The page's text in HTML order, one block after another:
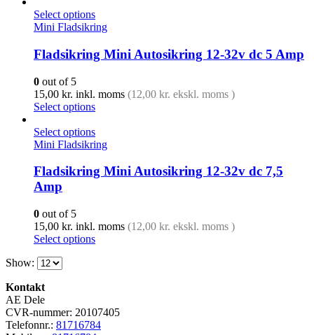
Select options
Mini Fladsikring
Fladsikring Mini Autosikring 12-32v dc 5 Amp
0 out of 5
15,00 kr. inkl. moms (12,00 kr. ekskl. moms )
Select options
Select options
Mini Fladsikring
Fladsikring Mini Autosikring 12-32v dc 7,5
Amp
0 out of 5
15,00 kr. inkl. moms (12,00 kr. ekskl. moms )
Select options
Show:
Kontakt
AE Dele
CVR-nummer: 20107405
Telefonnr.: 81716784